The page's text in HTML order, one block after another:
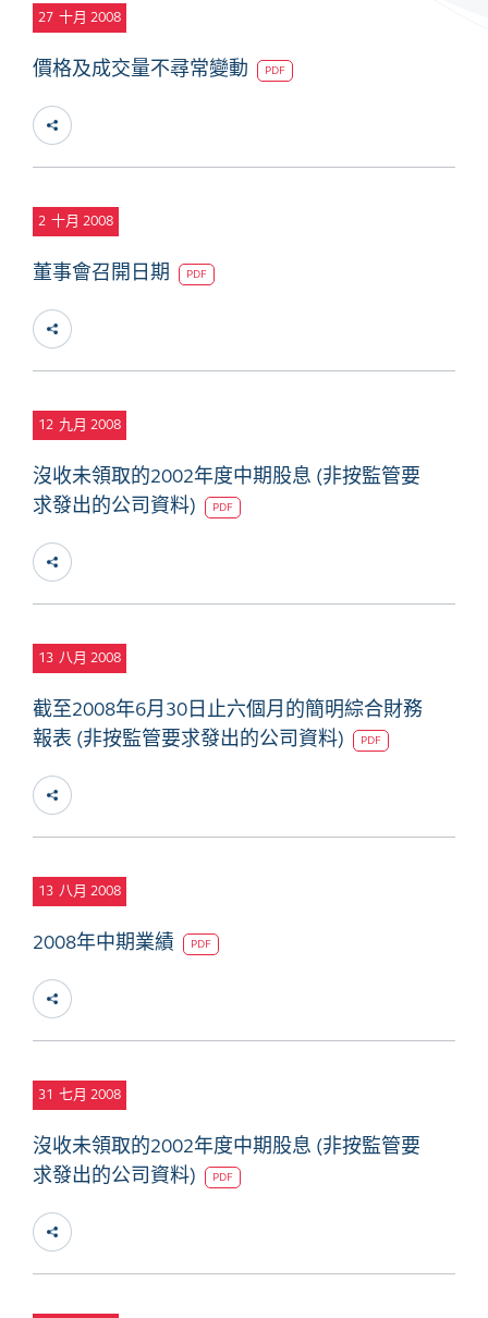
27 十月 2008
價格及成交量不尋常變動 PDF
2 十月 2008
董事會召開日期 PDF
12 九月 2008
沒收未領取的2002年度中期股息 (非按監管要
求發出的公司資料)
PDF
13 八月 2008
截至2008年6月30日止六個月的簡明綜合財務
報表 (非按監管要求發出的公司資料)
PDF
13 八月 2008
2008年中期業績 PDF
31 七月 2008
沒收未領取的2002年度中期股息 (非按監管要
求發出的公司資料)
PDF